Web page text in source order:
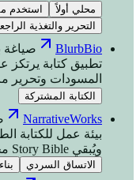
محلي أولاً
استخدم
التحرير والتغذية
BlurbBio
صياغة
المسودات وتحرير
الكتابة المشتركة
NarrativeWorks
بيئة عمل للكتابة
ويُبقي Story Bible محدَّثاً، مع تنبيه لتعارضات الاتساق.
الاتساق السردي